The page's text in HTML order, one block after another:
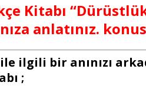
Kitabı
anlatınız.
ilgili bir anınızı
;